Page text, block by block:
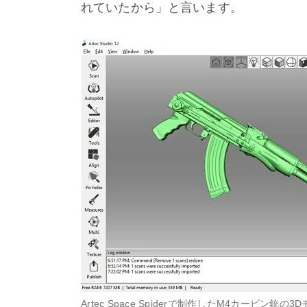
れていたから」と言います。
Artec Space Spiderで制作したM4カービン銃の3D